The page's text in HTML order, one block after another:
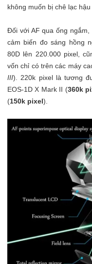
không muốn bị chê lạc hậu
Đối với AF qua ống
cảm biến đo sáng hồng
80D lên 220.000 pixel,
vốn chỉ có trên các máy
III). 220k pixel là tương
EOS-1D X Mark II (360k
(150k pixel).